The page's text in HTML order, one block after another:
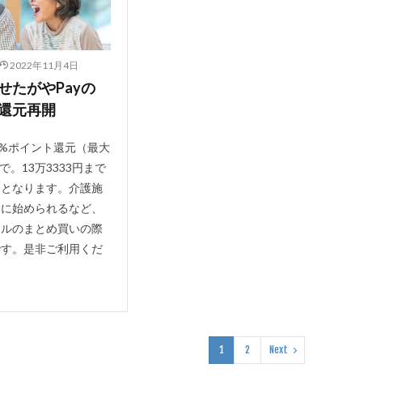
2022年11月4日
たがやPayの
元再開
ポイント還元（最大
。13万3333円まで
なります。介護施
始められるなど、
のまとめ買いの際
。是非ご利用くだ
1 2 Next